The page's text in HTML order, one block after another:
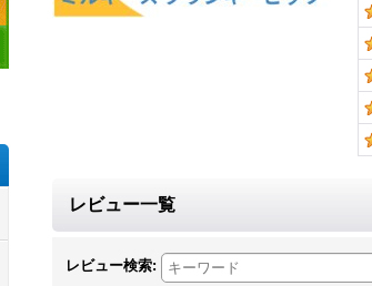
レビュー一覧
レビュー検索: